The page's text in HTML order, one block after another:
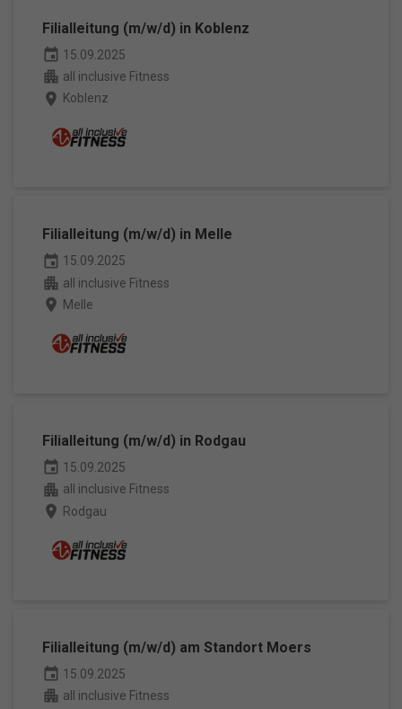
Filialleitung (m/w/d) in Koblenz
event 15.09.2025
apartment all inclusive Fitness
place Koblenz
Filialleitung (m/w/d) in Melle
event 15.09.2025
apartment all inclusive Fitness
place Melle
Filialleitung (m/w/d) in Rodgau
event 15.09.2025
apartment all inclusive Fitness
place Rodgau
Filialleitung (m/w/d) am Standort Moers
event 15.09.2025
apartment all inclusive Fitness